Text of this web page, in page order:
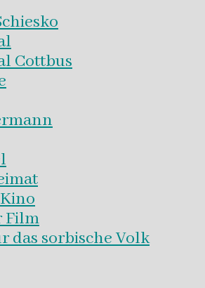
Cottbus
Film
das sorbische Volk